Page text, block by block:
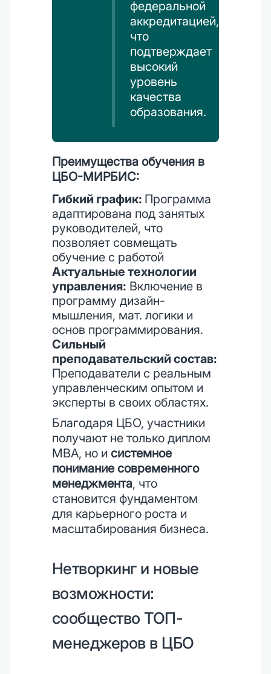
федеральной
аккредитацией,
что
подтверждает
высокий
уровень
качества
образования.
Преимущества обучения в
ЦБО-МИРБИС:
Гибкий график: Программа
адаптирована под занятых
руководителей, что
позволяет совмещать
обучение с работой
Актуальные технологии
управления: Включение в
программу дизайн-
мышления, мат. логики и
основ программирования.
Сильный
преподавательский состав:
Преподаватели с реальным
управленческим опытом и
эксперты в своих областях.
Благодаря ЦБО, участники
получают не только диплом
MBA, но и системное
понимание современного
менеджмента, что
становится фундаментом
для карьерного роста и
масштабирования бизнеса.
Нетворкинг и новые
возможности:
сообщество ТОП-
менеджеров в ЦБО